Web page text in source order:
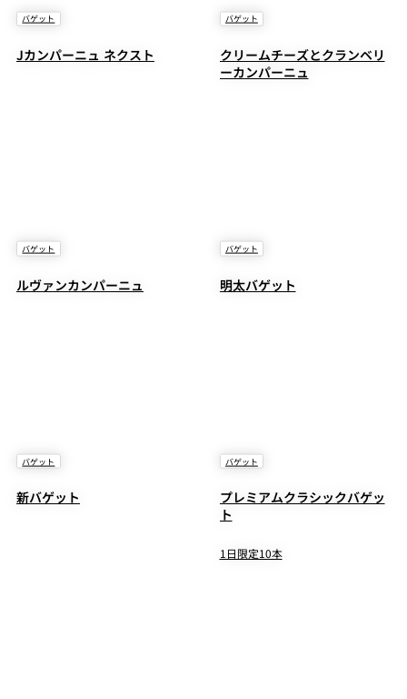
バゲット
Jカンパーニュ ネクスト
バゲット
クリームチーズとクランベリ
ーカンパーニュ
バゲット
ルヴァンカンパーニュ
バゲット
明太バゲット
バゲット
新バゲット
バゲット
プレミアムクラシックバゲッ
ト
1日限定10本